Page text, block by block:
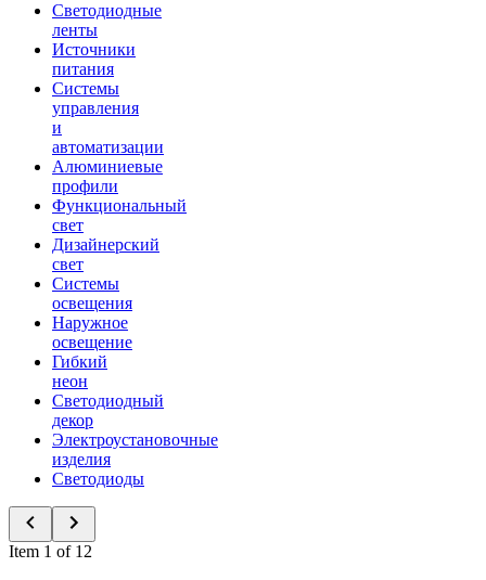
Светодиодные
ленты
Источники
питания
Системы
управления
и
автоматизации
Алюминиевые
профили
Функциональный
свет
Дизайнерский
свет
Системы
освещения
Наружное
освещение
Гибкий
неон
Светодиодный
декор
Электроустановочные
изделия
Светодиоды
Item 1 of 12